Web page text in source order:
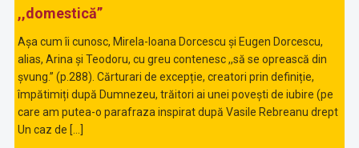
,,domestică”
Așa cum îi cunosc, Mirela-Ioana Dorcescu și Eugen Dorcescu,
alias, Arina și Teodoru, cu greu contenesc ,,să se oprească din
șvung.” (p.288). Cărturari de excepție, creatori prin definiție,
împătimiți după Dumnezeu, trăitori ai unei povești de iubire (pe
care am putea-o parafraza inspirat după Vasile Rebreanu drept
Un caz de […]